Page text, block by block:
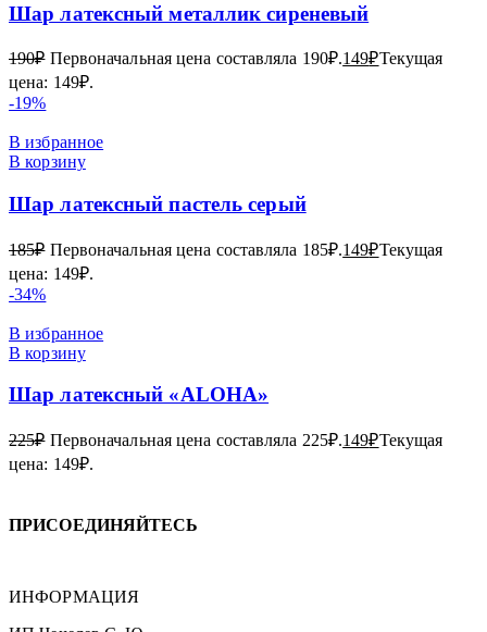
Шар латексный металлик сиреневый
190₽ Первоначальная цена составляла 190₽.149₽Текущая
цена: 149₽.
-19%
В избранное
В корзину
Шар латексный пастель серый
185₽ Первоначальная цена составляла 185₽.149₽Текущая
цена: 149₽.
-34%
В избранное
В корзину
Шар латексный «ALOHA»
225₽ Первоначальная цена составляла 225₽.149₽Текущая
цена: 149₽.
ПРИСОЕДИНЯЙТЕСЬ
ИНФОРМАЦИЯ